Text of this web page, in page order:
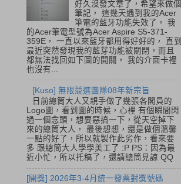
好久沒發文章了，希望來做個
筆記， 這幾天遇到我的Acer
筆電的藍牙功能失效了， 我
的Acer筆電型號為Acer Aspire S5-371-
359E， 一直以來藍牙都用得好好的， 直到
最近突然發現我的藍芽功能被關閉，而且
都無法找回如下圖的開關， 我的介面卡裡
也沒有...
[Kuso] 無限競選團隊08年新宗旨
日前總筒大人又親手做了幾張各閣員的
Logo圖，看到圖的時候，心裡 有個瞬間閃
過一個念頭，想要惡搞一下，從天空掉下
來的總筒大人， 最後想想，還是做個溫馨
一點的好了，所以就製作此劣作，看來要
多 跟總筒大人學學美工了 :P PS：因為最
近小忙，所以托稿了，還請總筒見諒 QQ
[開獎] 2026年3-4月統一發票對獎號碼